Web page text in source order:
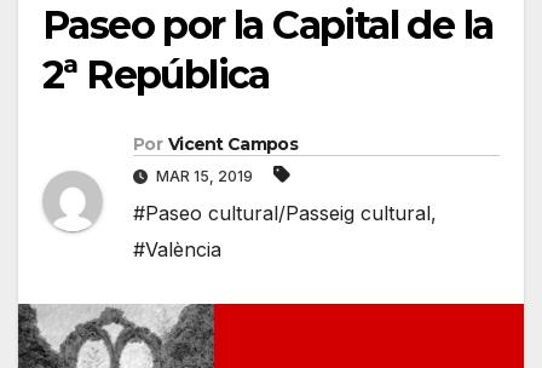
Paseo por la Capital de la
2ª República
Por Vicent Campos
MAR 15, 2019
#Paseo cultural/Passeig cultural,
#València